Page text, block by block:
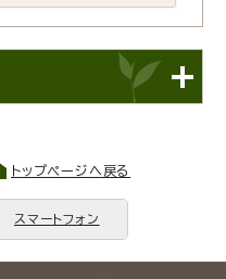
トップページへ戻る
スマートフォン